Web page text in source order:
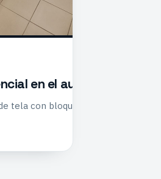
en el aula: la
tela con bloques. Por qué simular